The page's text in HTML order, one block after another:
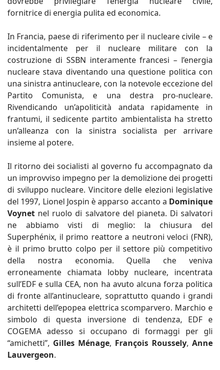
fornitrice di energia pulita ed economica.
In Francia, paese di riferimento per il nucleare civile – e
incidentalmente per il nucleare militare con la
costruzione di SSBN interamente francesi – l’energia
nucleare stava diventando una questione politica con
una sinistra antinucleare, con la notevole eccezione del
Partito Comunista, e una destra pro-nucleare.
Rivendicando un’apoliticità andata rapidamente in
frantumi, il sedicente partito ambientalista ha stretto
un’alleanza con la sinistra socialista per arrivare
insieme al potere.
Il ritorno dei socialisti al governo fu accompagnato da
un improvviso impegno per la demolizione dei progetti
di sviluppo nucleare. Vincitore delle elezioni legislative
del 1997, Lionel Jospin è apparso accanto a Dominique
Voynet nel ruolo di salvatore del pianeta. Di salvatori
ne abbiamo visti di meglio: la chiusura del
Superphénix, il primo reattore a neutroni veloci (FNR),
è il primo brutto colpo per il settore più competitivo
della nostra economia. Quella che veniva
erroneamente chiamata lobby nucleare, incentrata
sull’EDF e sulla CEA, non ha avuto alcuna forza politica
di fronte all’antinucleare, soprattutto quando i grandi
architetti dell’epopea elettrica scomparvero. Marchio e
simbolo di questa inversione di tendenza, EDF e
COGEMA adesso si occupano di formaggi per gli
“amichetti”, Gilles Ménage, François Roussely, Anne
Lauvergeon.